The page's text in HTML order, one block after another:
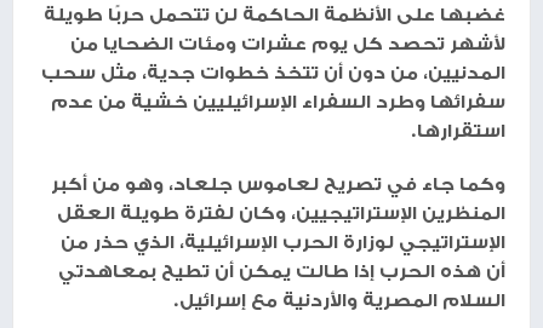
غضبها على الأنظمة الحاكمة لن تتحمل حربًا طويلة
لأشهر تحصد كل يوم عشرات ومئات الضحايا من
المدنيين، من دون أن تتخذ خطوات جدية، مثل سحب
سفرائها وطرد السفراء الإسرائيليين خشية من عدم
استقرارها.
وكما جاء في تصريح لعاموس جلعاد، وهو من أكبر
المنظرين الإستراتيجيين، وكان لفترة طويلة العقل
الإستراتيجي لوزارة الحرب الإسرائيلية، الذي حذر من
أن هذه الحرب إذا طالت يمكن أن تطيح بمعاهدتي
السلام المصرية والأردنية مع إسرائيل.